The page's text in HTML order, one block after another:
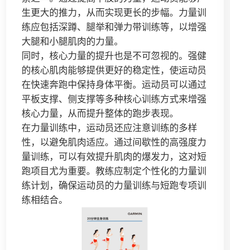
生更大的推力，从而实现更长的步幅。力量训
练应包括深蹲、腿举和弹力带训练等，以增强
大腿和小腿肌肉的力量。
同时，核心力量的提升也是不可忽视的。强健
的核心肌肉能够提供更好的稳定性，使运动员
在快速奔跑中保持身体平衡。运动员可以通过
平板支撑、侧支撑等多种核心训练方式来增强
核心力量，从而提升整体的跑步表现。
在力量训练中，运动员还应注意训练的多样
性，以避免肌肉适应。通过间歇性的高强度力
量训练，可以有效提升肌肉的爆发力，这对短
跑项目尤为重要。教练应制定个性化的力量训
练计划，确保运动员的力量训练与短跑专项训
练相结合。